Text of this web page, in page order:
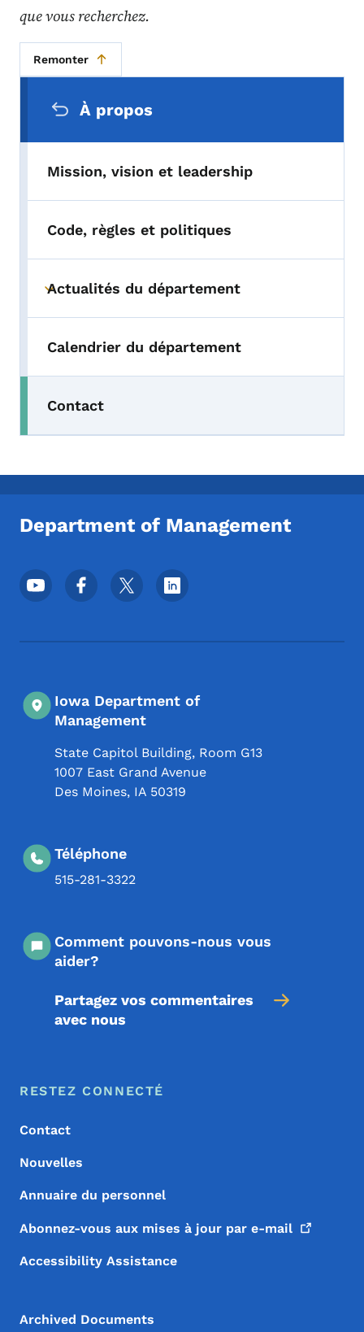
que vous recherchez.
Remonter
À propos
Mission, vision et leadership
Code, règles et politiques
Toggle submenu
Actualités du département
Calendrier du département
Contact
Department of Management
Menu des réseaux sociaux du pied de
Iowa Department of
Management
State Capitol Building, Room G13
1007 East Grand Avenue
Des Moines, IA 50319
Téléphone
515-281-3322
Comment pouvons-nous vous
aider?
Partagez vos commentaires
avec nous
Menu de pied de page
Footer
RESTEZ CONNECTÉ
Contact
Nouvelles
Annuaire du personnel
Abonnez-vous aux mises à jour par e-mail
Accessibility Assistance
Archived Documents